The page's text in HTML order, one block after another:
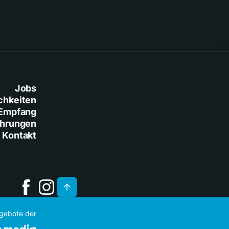
Jobs
Kontakt
der